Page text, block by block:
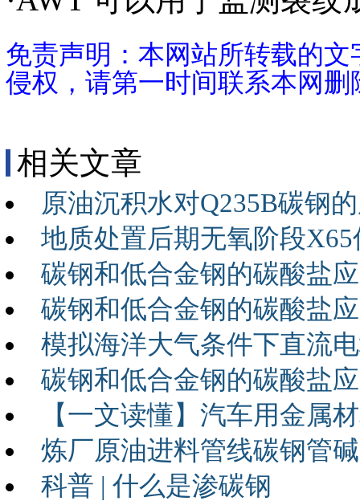
免责声明：本网站所转载的
侵权，请第一时间联系本网删
相关文章
原油沉积水对Q235B碳钢
地质处置后期无氧阶段
碳钢和低合金钢的碳酸盐
碳钢和低合金钢的碳酸盐
模拟海洋大气条件下直流
碳钢和低合金钢的碳酸盐
【一文读懂】汽车用金属
炼厂原油进料管线碳钢管
科普 | 什么是渗碳钢